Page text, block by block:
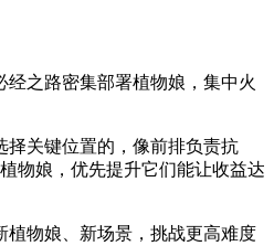
经之路密集部署植物娘，集中火
择关键位置的，像前排负责抗
物娘，优先提升它们能让收益达
植物娘、新场景，挑战更高难度